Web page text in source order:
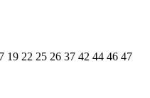
19 22 25 26 37 42 44 46 47